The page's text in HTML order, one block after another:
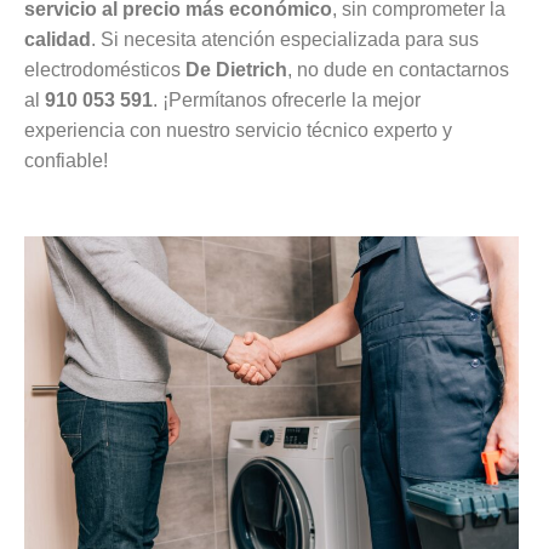
servicio al precio más económico, sin comprometer la
calidad . Si necesita atención especializada para sus
electrodomésticos De Dietrich, no dude en contactarnos
al 910 053 591. ¡Permítanos ofrecerle la mejor
experiencia con nuestro servicio técnico experto y
confiable!